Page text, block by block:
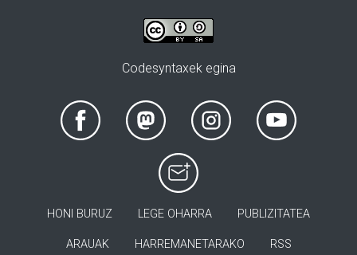
Codesyntaxek egina
HONI BURUZ LEGE OHARRA PUBLIZITATEA
ARAUAK HARREMANETARAKO RSS